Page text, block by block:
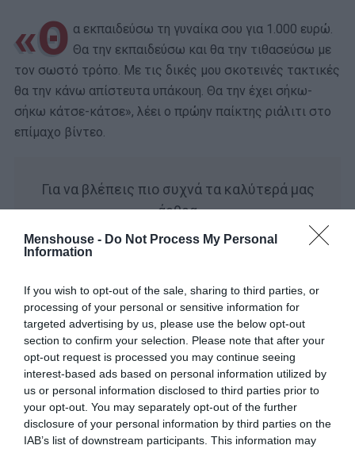
Menshouse - Do Not Process My Personal
Information
If you wish to opt-out of the sale, sharing to third parties, or
processing of your personal or sensitive information for
targeted advertising by us, please use the below opt-out
section to confirm your selection. Please note that after your
opt-out request is processed you may continue seeing
interest-based ads based on personal information utilized by
us or personal information disclosed to third parties prior to
your opt-out. You may separately opt-out of the further
disclosure of your personal information by third parties on the
IAB’s list of downstream participants. This information may
«Θ α εκπαιδεύσω τη γυναίκα σου για 1.000 ευρώ.
Θα την εκπαιδεύσω και θα την τιθασεύσω με
τον σωστό τρόπο. Με τις δικές μου σκοτεινές τακτικές
θα την κάνω απίστευτα υπάκουη. Θα την έχει σήκω-
σήκω κάτσε-κάτσε», λέει ο πρώην παίκτης ριάλιτι στο
επίμαχο βίντεο.
Για να βλέπεις πιο συχνά τα καλύτερά μας
άρθρα
Add Menshouse.gr on Google
Διαβάστε περισσότερα στο ethnos.gr